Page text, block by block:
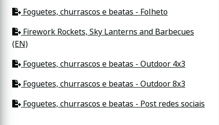
Foguetes, churrascos e beatas - Folheto
Firework Rockets, Sky Lanterns and Barbecues
(EN)
Foguetes, churrascos e beatas - Outdoor 4x3
Foguetes, churrascos e beatas - Outdoor 8x3
Foguetes, churrascos e beatas - Post redes sociais